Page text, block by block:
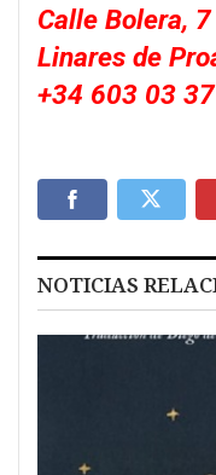
Calle Bolera, 7
Linares de
+34 603 03
NOTICIAS